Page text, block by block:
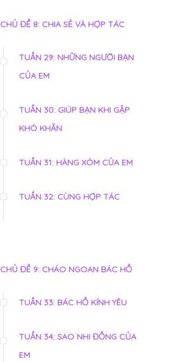
CHỦ ĐỀ 8: CHIA SẺ VÀ HỢP TÁC
TUẦN 29: NHỮNG NGƯỜI BẠN
CỦA EM
TUẦN 30: GIÚP BẠN KHI GẶP
KHÓ KHĂN
TUẦN 31: HÀNG XÓM CỦA EM
TUẦN 32: CÙNG HỢP TÁC
CHỦ ĐỀ 9: CHÁO NGOAN BÁC HỒ
TUẦN 33: BÁC HỒ KÍNH YÊU
TUẦN 34: SAO NHI ĐỒNG CỦA
EM